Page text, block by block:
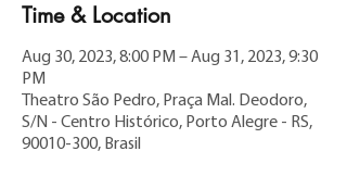
Time & Location
Aug 30, 2023, 8:00 PM – Aug 31, 2023, 9:30
PM
Theatro São Pedro, Praça Mal. Deodoro,
S/N - Centro Histórico, Porto Alegre - RS,
90010-300, Brasil